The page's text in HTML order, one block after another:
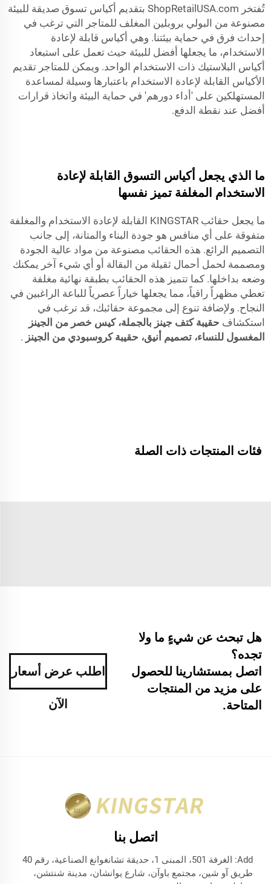
تُفتخر ShopRetailUSA.com بتقديم أكياس تسوق صديقة للبيئة
مصنوعة من البولي بروبلين المغلف للمتاجر التي ترغب في
إحداث فرق في حماية بيئتنا. وهي أكياس قابلة لإعادة
الاستخدام، ما يجعلها أفضل للبيئة حيث تعمل على استبعاد
أكياس البلاستيك ذات الاستخدام الواحد. ويمكن للمتاجر تقديم
الأكياس القابلة لإعادة الاستخدام باعتبارها وسيلة لمساعدة
المستهلكين على 'أداء دورهم' في حماية البيئة واتخاذ قرارات
أفضل عند نقطة الدفع.
ما الذي يجعل أكياس التسوق القابلة لإعادة
الاستخدام المغلفة تميز نفسها
ما يجعل حقائب KINGSTAR القابلة لإعادة الاستخدام والمغلفة
متفوقة على أي منافس هو جودة البناء والمتانة، إلى جانب
التصميم الرائع. هذه الحقائب مصنوعة من مواد عالية الجودة
ومصممة لحمل أحمال ثقيلة من البقالة أو أي شيء آخر يمكنك
وضعه بداخلها. كما تتميز هذه الحقائب بطبقة نهائية مغلفة
تعطي مظهراً راقياً، مما يجعلها خياراً عصرياً للباعة الراغبين في
النجاح. ولإضافة تنوع إلى مجموعة حقائبك، قد ترغب في
استكشاف حقيبة كتف جينز بالجملة، كيس خصر من الجينز
المغسول للنساء، تصميم أنيق، حقيبة كروسبودي من الجينز .
فئات المنتجات ذات الصلة
هل تبحث عن شيءٍ ما ولا
تجده؟
اتصل بمستشارينا للحصول
على مزيد من المنتجات
المتاحة.
اطلب عرض أسعار
الآن
اتصل بنا
Add: الغرفة 501، المبنى 1، حديقة تشانغوانغ الصناعية، رقم 40
طريق آو شين، مجتمع باوآن، شارع يوانشان، مدينة شنتشن،